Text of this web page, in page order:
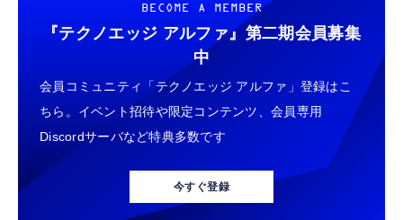
BECOME A MEMBER
『テクノエッジ アルファ』 第二期会員募集
中
会員コミュニティ「テクノエッジ アルファ」登録はこ
ちら。イベント招待や限定コンテンツ、会員専用
Discordサーバなど特典多数です
今すぐ登録